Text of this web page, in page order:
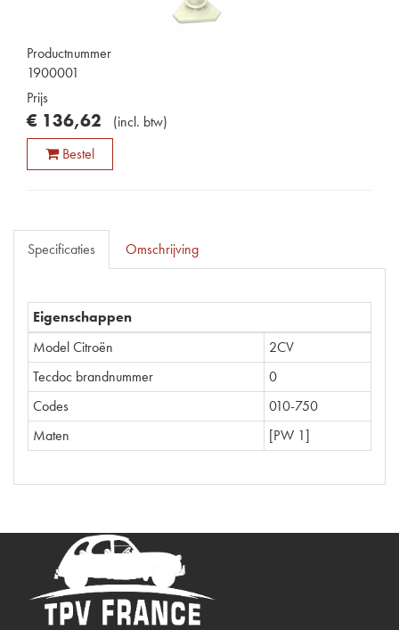
Productnummer
1900001
Prijs
€ 136,62 (incl. btw)
Bestel
Specificaties Omschrijving
Eigenschappen
Model Citroën
2CV
Tecdoc brandnummer
0
Codes
010-750
Maten
[PW 1]